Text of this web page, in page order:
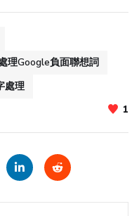
理Google負面聯想詞
處理
1